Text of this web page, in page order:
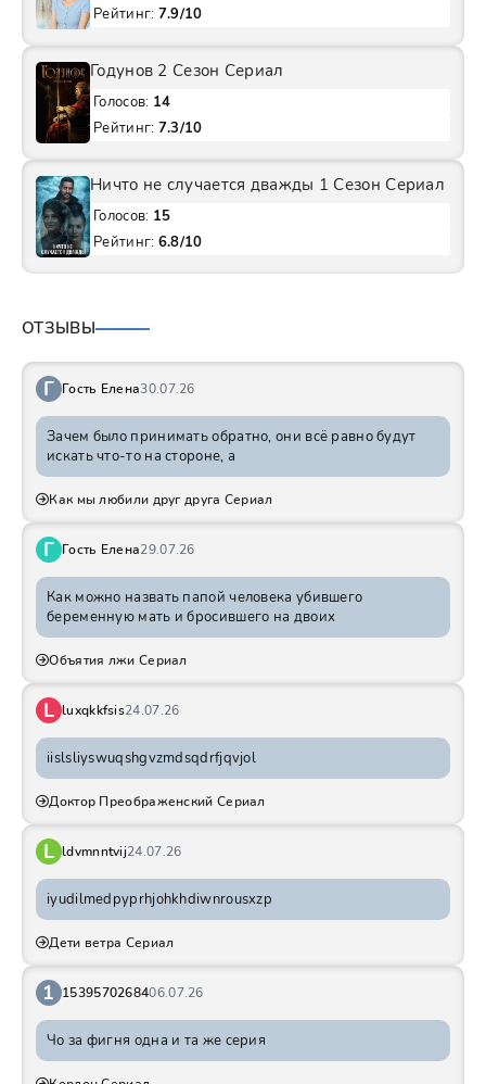
Рейтинг: 7.9/10
Годунов 2 Сезон Сериал
Голосов: 14
Рейтинг: 7.3/10
Ничто не случается дважды 1 Сезон Сериал
Голосов: 15
Рейтинг: 6.8/10
ОТЗЫВЫ
Г Гость Елена30.07.26
Зачем было принимать обратно, они всё равно будут
искать что-то на стороне, а
Как мы любили друг друга Сериал
Г Гость Елена29.07.26
Как можно назвать папой человека убившего
беременную мать и бросившего на двоих
Объятия лжи Сериал
L luxqkkfsis24.07.26
iislsliyswuqshgvzmdsqdrfjqvjol
Доктор Преображенский Сериал
L ldvmnntvij24.07.26
iyudilmedpyprhjohkhdiwnrousxzp
Дети ветра Сериал
1 1539570268406.07.26
Чо за фигня одна и та же серия